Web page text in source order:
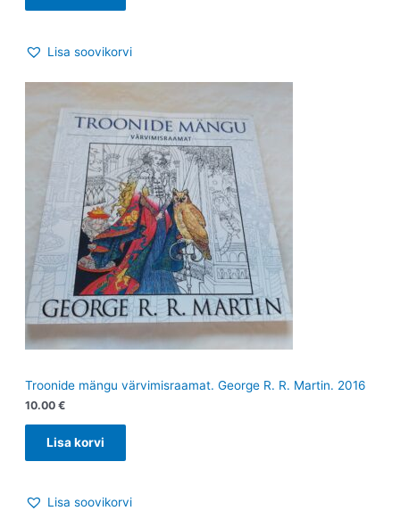
Lisa soovikorvi
Troonide mängu värvimisraamat. George R. R. Martin. 2016
10.00 €
Lisa korvi
Lisa soovikorvi